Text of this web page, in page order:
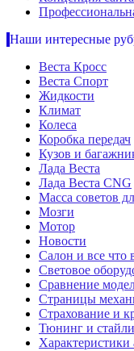
Наши интересные
Веста Кросс
Веста Спорт
Жидкости
Климат
Колеса
Коробка передач
Кузов и
Лада Веста
Лада Веста CNG
Масса советов
Мозги
Мотор
Новости
Салон и все что
Световое
Сравнение
Страницы
Страхование и
Тюнинг и
Характеристики